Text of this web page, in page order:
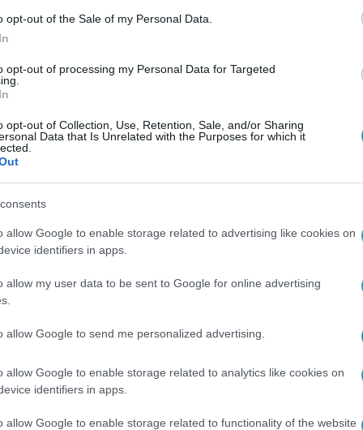
opt-out of the Sale of my Personal Data.
opt-out of processing my Personal Data for Targeted
opt-out of Collection, Use, Retention, Sale, and/or Sharing
Data that Is Unrelated with the Purposes for which it
allow Google to enable storage related to advertising like cookies on
identifiers in apps.
allow my user data to be sent to Google for online advertising
allow Google to send me personalized advertising.
allow Google to enable storage related to analytics like cookies on
identifiers in apps.
allow Google to enable storage related to functionality of the website
rendszer.
embert vettek őrizetbe a Szőlő utcai
magatartása miatt.
robbant ki az ügy körül.
Juhász Péter a számítógépét és
csaknem három órán át tartott a házkutatás. A